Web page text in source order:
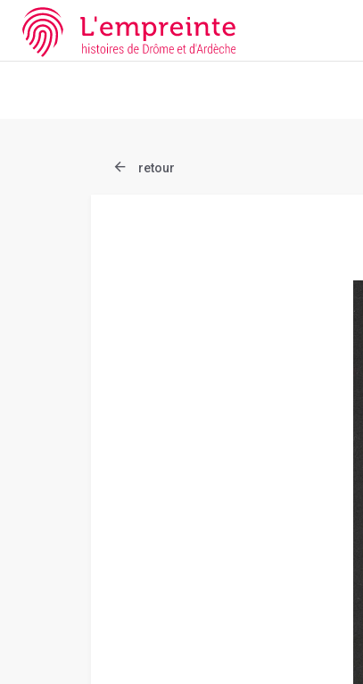
Array ( [slug] => document [ref] => B263626101_CP1644 )
retour